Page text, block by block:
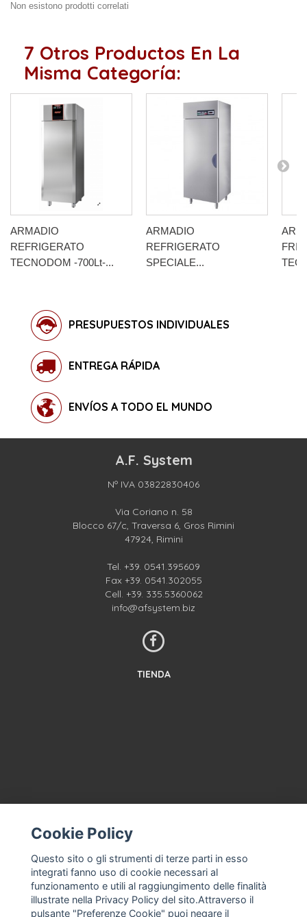
Non esistono prodotti correlati
7 Otros Productos En La
Misma Categoría:
ARMADIO
REFRIGERATO
TECNODOM -700Lt-...
ARMADIO
REFRIGERATO
SPECIALE...
PRESUPUESTOS INDIVIDUALES
ENTREGA RÁPIDA
ENVÍOS A TODO EL MUNDO
A.F. System
Nº IVA 03822830406
Via Coriano n. 58
Blocco 67/c, Traversa 6, Gros Rimini
47924, Rimini
Tel. +39. 0541.395609
Fax +39. 0541.302055
Cell. +39. 335.5360062
info@afsystem.biz
TIENDA
TÉRMINOS Y CONDICIONES
SOBRE NOSOTROS
ASISTENCIA CON LA MÁQUINA DE HELADOS, HELADERÍA
PROFESIONAL
EMPRESA
Cookie Policy
Questo sito o gli strumenti di terze parti in esso
integrati fanno uso di cookie necessari al
funzionamento e utili al raggiungimento delle finalità
illustrate nella Privacy Policy del sito.Attraverso il
pulsante "Preferenze Cookie" puoi negare il